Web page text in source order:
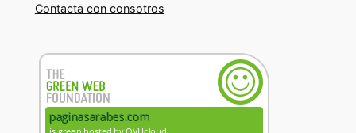
Contacta con consotros